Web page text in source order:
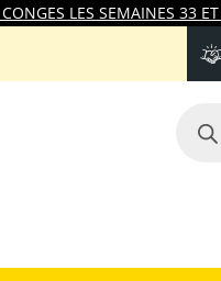
LES SEMAINES 33